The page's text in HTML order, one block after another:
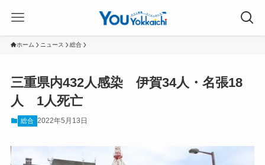
ホーム ニュース 総合
三重県内432人感染 伊賀34人・名張18
人 1人死亡
総合 2022年5月13日